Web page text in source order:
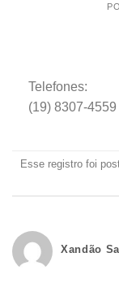
Telefones:
(19) 8307-
Esse registro foi
Xandão